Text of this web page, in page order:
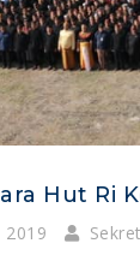
Hut Ri
2019